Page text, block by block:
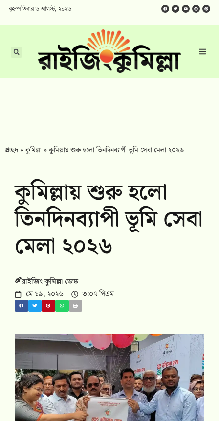
বৃহস্পতিবার ৬ আগস্ট, ২০২৬
প্রচ্ছদ»কুমিল্লা »কুমিল্লায় শুরু হলো তিনদিনব্যাপী ভূমি সেবা মেলা ২০২৬
কুমিল্লায় শুরু হলো
তিনদিনব্যাপী ভূমি সেবা
মেলা ২০২৬
রাইজিং কুমিল্লা ডেস্ক
মে ১৯, ২০২৬ ৩:০৭ পিএম